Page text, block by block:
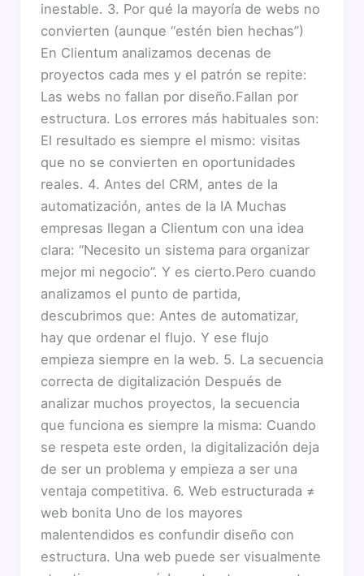
inestable. 3. Por qué la mayoría de webs no
convierten (aunque “estén bien hechas”)
En Clientum analizamos decenas de
proyectos cada mes y el patrón se repite:
Las webs no fallan por diseño.Fallan por
estructura. Los errores más habituales son:
El resultado es siempre el mismo: visitas
que no se convierten en oportunidades
reales. 4. Antes del CRM, antes de la
automatización, antes de la IA Muchas
empresas llegan a Clientum con una idea
clara: “Necesito un sistema para organizar
mejor mi negocio”. Y es cierto.Pero cuando
analizamos el punto de partida,
descubrimos que: Antes de automatizar,
hay que ordenar el flujo. Y ese flujo
empieza siempre en la web. 5. La secuencia
correcta de digitalización Después de
analizar muchos proyectos, la secuencia
que funciona es siempre la misma: Cuando
se respeta este orden, la digitalización deja
de ser un problema y empieza a ser una
ventaja competitiva. 6. Web estructurada ≠
web bonita Uno de los mayores
malentendidos es confundir diseño con
estructura. Una web puede ser visualmente